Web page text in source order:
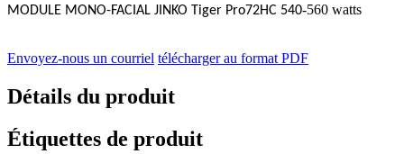
MODULE MONO-FACIAL JINKO Tiger Pro72HC 540-560 watts
Envoyez-nous un courriel télécharger au format PDF
Détails du produit
Étiquettes de produit